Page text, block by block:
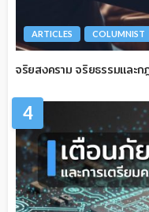
ARTICLES COLUMNIST
จริยสงคราม จริยธรรมและ
4